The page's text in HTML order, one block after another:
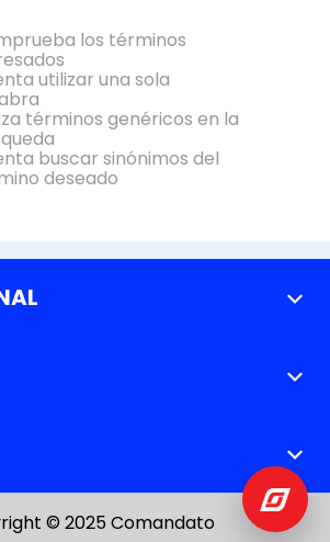
los términos
utilizar una sola
términos genéricos en la
buscar sinónimos del
deseado
+
+
+
y Datos Personales
© 2025 Comandato